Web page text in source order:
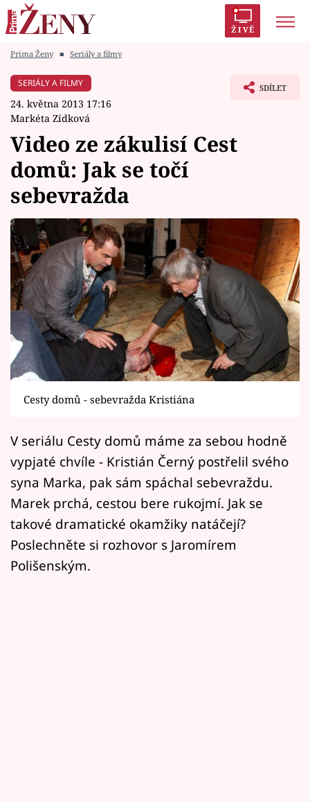
ŽIVĚ
Módní alarm
Témata
Celebrity
Vztahy
Seriály
Horoskopy
Sledujte prima+
Filmový festival Karlovy Vary
Mámy sobě
Přihlášení
Sledujte nás
Prima Ženy ■ Seriály a filmy
SERIÁLY A FILMY
24. května 2013 17:16
Markéta Zídková
SDÍLET
Video ze zákulisí Cest
domů: Jak se točí
sebevražda
Cesty domů - sebevražda Kristiána
V seriálu Cesty domů máme za sebou hodně
vypjaté chvíle - Kristián Černý postřelil svého
syna Marka, pak sám spáchal sebevraždu.
Marek prchá, cestou bere rukojmí. Jak se
takové dramatické okamžiky natáčejí?
Poslechněte si rozhovor s Jaromírem
Polišenským.